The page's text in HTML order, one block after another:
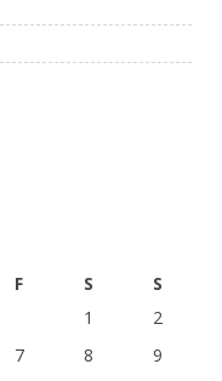
F S
S
1
2
7 8
9